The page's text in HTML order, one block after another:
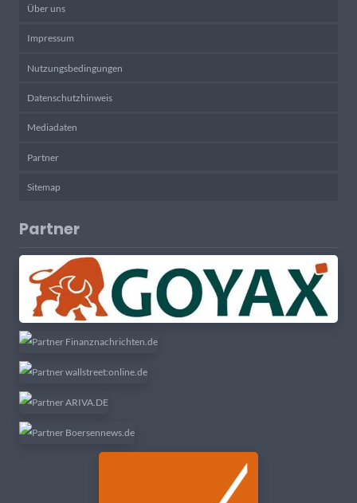
Über uns
Impressum
Nutzungsbedingungen
Datenschutzhinweis
Mediadaten
Partner
Sitemap
Partner